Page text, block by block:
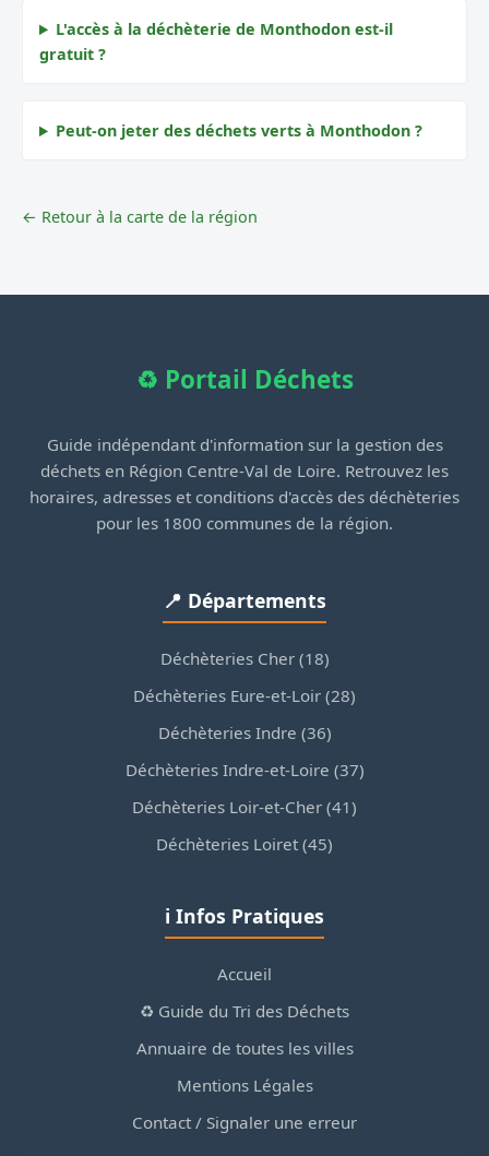
L'accès à la déchèterie de Monthodon est-il
gratuit ?
Peut-on jeter des déchets verts à Monthodon ?
← Retour à la carte de la région
♻️ Portail Déchets
Guide indépendant d'information sur la gestion des
déchets en Région Centre-Val de Loire. Retrouvez les
horaires, adresses et conditions d'accès des déchèteries
pour les 1800 communes de la région.
📍 Départements
Déchèteries Cher (18)
Déchèteries Eure-et-Loir (28)
Déchèteries Indre (36)
Déchèteries Indre-et-Loire (37)
Déchèteries Loir-et-Cher (41)
Déchèteries Loiret (45)
ℹ️ Infos Pratiques
Accueil
♻️ Guide du Tri des Déchets
Annuaire de toutes les villes
Mentions Légales
Contact / Signaler une erreur